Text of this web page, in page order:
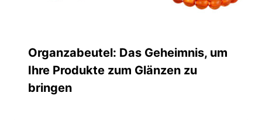
Organzabeutel: Das Geheimnis, um
Ihre Produkte zum Glänzen zu
bringen